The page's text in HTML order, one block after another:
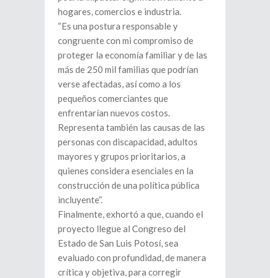
hogares, comercios e industria.
“Es una postura responsable y
congruente con mi compromiso de
proteger la economía familiar y de las
más de 250 mil familias que podrían
verse afectadas, así como a los
pequeños comerciantes que
enfrentarían nuevos costos.
Representa también las causas de las
personas con discapacidad, adultos
mayores y grupos prioritarios, a
quienes considera esenciales en la
construcción de una política pública
incluyente”.
Finalmente, exhortó a que, cuando el
proyecto llegue al Congreso del
Estado de San Luis Potosí, sea
evaluado con profundidad, de manera
crítica y objetiva, para corregir